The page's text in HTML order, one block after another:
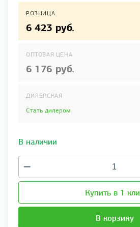
РОЗНИЦА
6 423 руб.
ОПТОВАЯ ЦЕНА
6 176 руб.
ДИЛЕРСКАЯ
Стать дилером
В наличии
Купить в 1
В корзину